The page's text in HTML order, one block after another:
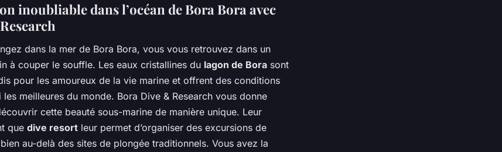
inoubliable dans l’océan de Bora Bora avec
dans la mer de Bora Bora, vous vous retrouvez dans un
à couper le souffle. Les eaux cristallines du lagon de Bora sont
pour les amoureux de la vie marine et offrent des conditions
meilleures du monde. Bora Dive & Research vous donne
cette beauté sous-marine de manière unique. Leur
que dive resort leur permet d’organiser des excursions de
au-delà des sites de plongée traditionnels. Vous avez la